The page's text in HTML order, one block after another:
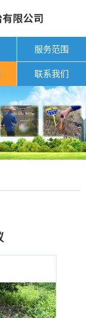
服务范围
联系我们